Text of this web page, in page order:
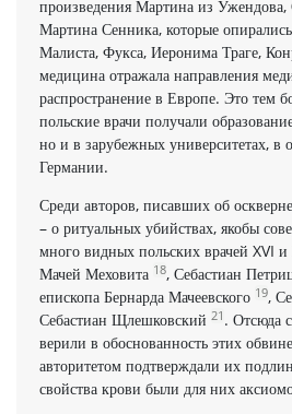
произведения Мартина из
Мартина Сенника, которые
Малиста, Фукса, Иеронима Траге,
медицина отражала направления
распространение в Европе. Это тем
польские врачи получали
но и в зарубежных университетах,
Германии.
Среди авторов, писавших об
– о ритуальных убийствах, якобы
много видных польских врачей XVI и
Мачей Меховита 18, Себастиан
епископа Бернарда Мачеевского 19,
Себастиан Щлешковский 21 . Отсюда
верили в обоснованность этих
авторитетом подтверждали их
свойства крови были для них